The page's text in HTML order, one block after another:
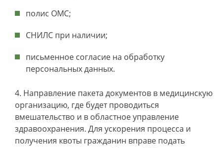
полис ОМС;
СНИЛС при наличии;
письменное согласие на обработку
персональных данных.
Направление пакета документов в медицинскую
организацию, где будет проводиться
вмешательство и в областное управление
здравоохранения. Для ускорения процесса и
получения квоты гражданин вправе подать